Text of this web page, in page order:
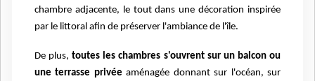
chambre adjacente, le tout dans une décoration inspirée
par le littoral afin de préserver l'ambiance de l'île.
De plus,toutes les chambres s'ouvrent sur un balcon ou
une terrasse privée aménagée donnant sur l'océan, sur